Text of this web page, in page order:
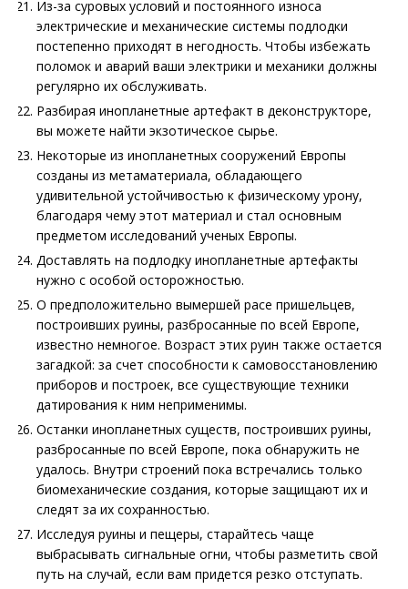
Из-за суровых условий и постоянного износа
электрические и механические системы подлодки
постепенно приходят в негодность. Чтобы избежать
поломок и аварий ваши электрики и механики должны
регулярно их обслуживать.
Разбирая инопланетные артефакт в деконструкторе,
вы можете найти экзотическое сырье.
Некоторые из инопланетных сооружений Европы
созданы из метаматериала, обладающего
удивительной устойчивостью к физическому урону,
благодаря чему этот материал и стал основным
предметом исследований ученых Европы.
Доставлять на подлодку инопланетные артефакты
нужно с особой осторожностью.
О предположительно вымершей расе пришельцев,
построивших руины, разбросанные по всей Европе,
известно немногое. Возраст этих руин также остается
загадкой: за счет способности к самовосстановлению
приборов и построек, все существующие техники
датирования к ним неприменимы.
Останки инопланетных существ, построивших руины,
разбросанные по всей Европе, пока обнаружить не
удалось. Внутри строений пока встречались только
биомеханические создания, которые защищают их и
следят за их сохранностью.
Исследуя руины и пещеры, старайтесь чаще
выбрасывать сигнальные огни, чтобы разметить свой
путь на случай, если вам придется резко отступать.